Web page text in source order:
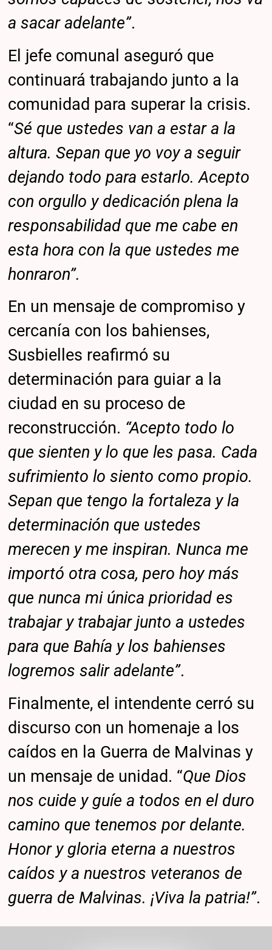
a sacar adelante”.
El jefe comunal aseguró que
continuará trabajando junto a la
comunidad para superar la crisis.
“Sé que ustedes van a estar a la
altura. Sepan que yo voy a seguir
dejando todo para estarlo. Acepto
con orgullo y dedicación plena la
responsabilidad que me cabe en
esta hora con la que ustedes me
honraron”.
En un mensaje de compromiso y
cercanía con los bahienses,
Susbielles reafirmó su
determinación para guiar a la
ciudad en su proceso de
reconstrucción. “Acepto todo lo
que sienten y lo que les pasa. Cada
sufrimiento lo siento como propio.
Sepan que tengo la fortaleza y la
determinación que ustedes
merecen y me inspiran. Nunca me
importó otra cosa, pero hoy más
que nunca mi única prioridad es
trabajar y trabajar junto a ustedes
para que Bahía y los bahienses
logremos salir adelante”.
Finalmente, el intendente cerró su
discurso con un homenaje a los
caídos en la Guerra de Malvinas y
un mensaje de unidad. “Que Dios
nos cuide y guíe a todos en el duro
camino que tenemos por delante.
Honor y gloria eterna a nuestros
caídos y a nuestros veteranos de
guerra de Malvinas. ¡Viva la patria!”.